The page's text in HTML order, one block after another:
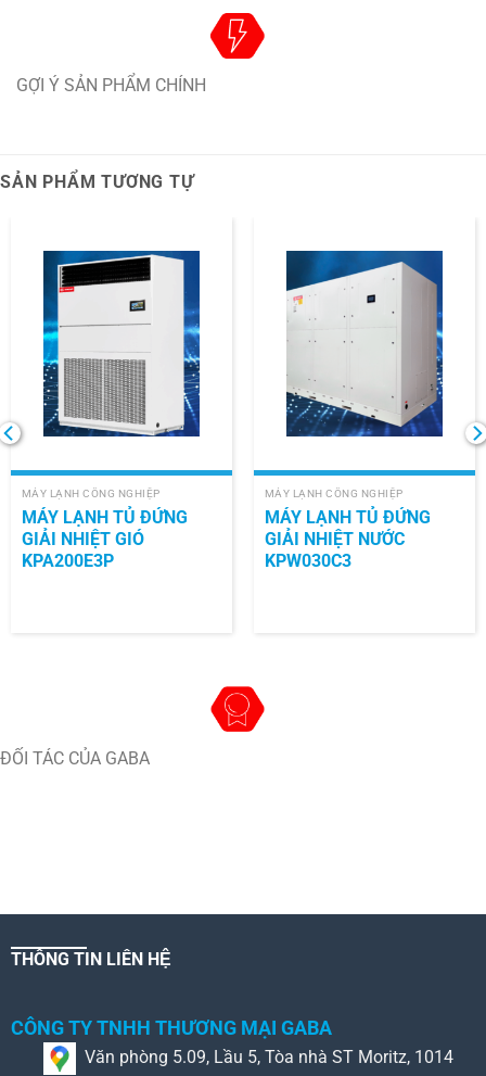
GỢI Ý SẢN PHẨM CHÍNH
SẢN PHẨM TƯƠNG TỰ
MÁY LẠNH CÔNG NGHIỆP
MÁY LẠNH TỦ ĐỨNG
GIẢI NHIỆT GIÓ
KPA200E3P
MÁY LẠNH CÔNG NGHIỆP
MÁY LẠNH TỦ ĐỨNG
GIẢI NHIỆT NƯỚC
KPW030C3
ĐỐI TÁC CỦA GABA
THÔNG TIN LIÊN HỆ
CÔNG TY TNHH THƯƠNG MẠI GABA
Văn phòng 5.09, Lầu 5, Tòa nhà ST Moritz, 1014